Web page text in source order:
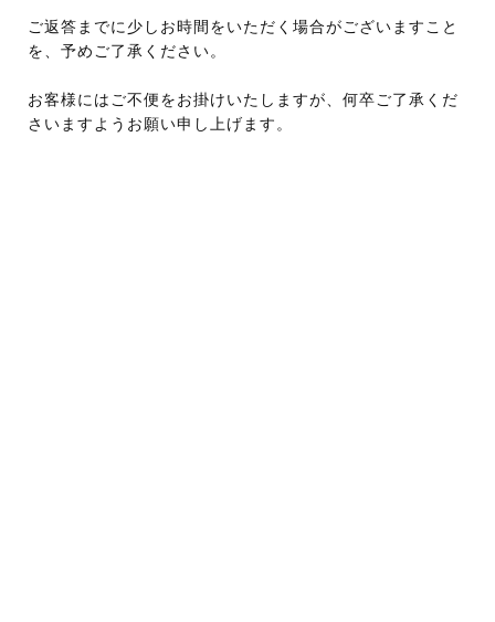
ご返答までに少しお時間をいただく場合がございますこと
を、予めご了承ください。
お客様にはご不便をお掛けいたしますが、何卒ご了承くだ
さいますようお願い申し上げます。